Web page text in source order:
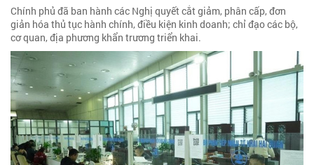
Chính phủ đã ban hành các Nghị quyết cắt giảm, phân cấp, đơn
giản hóa thủ tục hành chính, điều kiện kinh doanh; chỉ đạo các bộ,
cơ quan, địa phương khẩn trương triển khai.